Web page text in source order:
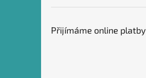
Přijímáme online platby